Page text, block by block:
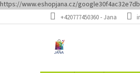
https://www.eshopjana.cz/
na
+420777450360 - Jana